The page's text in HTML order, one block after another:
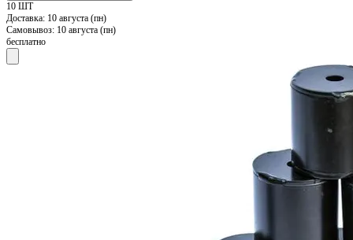
10 ШТ
Доставка: 10 августа (пн)
Самовывоз: 10 августа (пн)
бесплатно